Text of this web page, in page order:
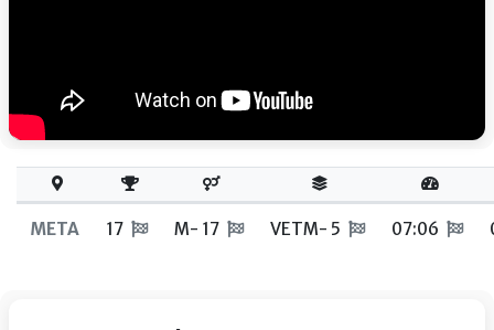
META 17 M- 17 VETM- 5 07:06